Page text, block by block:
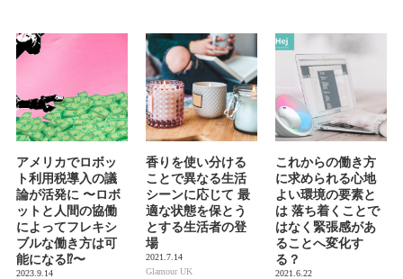
アメリカでロボッ
ト利用税導入の議
論が活発に 〜ロボ
ットと人間の協働
によってフレキシ
ブルな働き方は可
能になる⁉〜
2023.9.14
香りを使い分ける
ことで異なる生活
シーンに応じて 最
適な状態を保とう
とする生活者の登
場
2021.7.14
Glamour UK
これからの働き方
に求められる心地
よい環境の要素と
は 落ち着くことで
はなく緊張感があ
ることへ変化す
る？
2021.6.22